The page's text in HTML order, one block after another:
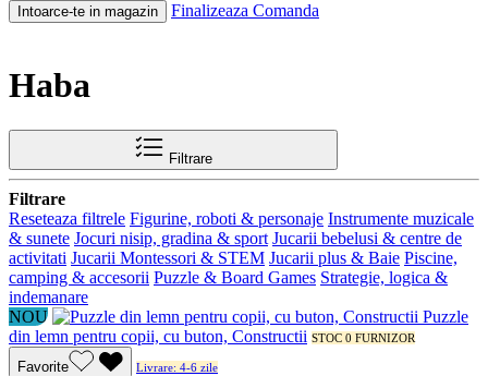
Intoarce-te in magazin Finalizeaza Comanda
Haba
Filtrare
Filtrare
Reseteaza filtrele Figurine, roboti & personaje Instrumente muzicale
& sunete Jocuri nisip, gradina & sport Jucarii bebelusi & centre de
activitati Jucarii Montessori & STEM Jucarii plus & Baie Piscine,
camping & accesorii Puzzle & Board Games Strategie, logica &
indemanare
NOU
Puzzle
din lemn pentru copii, cu buton, Constructii STOC 0 FURNIZOR
Favorite Livrare: 4-6 zile